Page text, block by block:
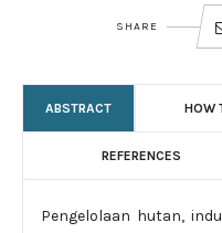
SHARE
ABSTRACT HOW
REFERENCES
Pengelolaan hutan,